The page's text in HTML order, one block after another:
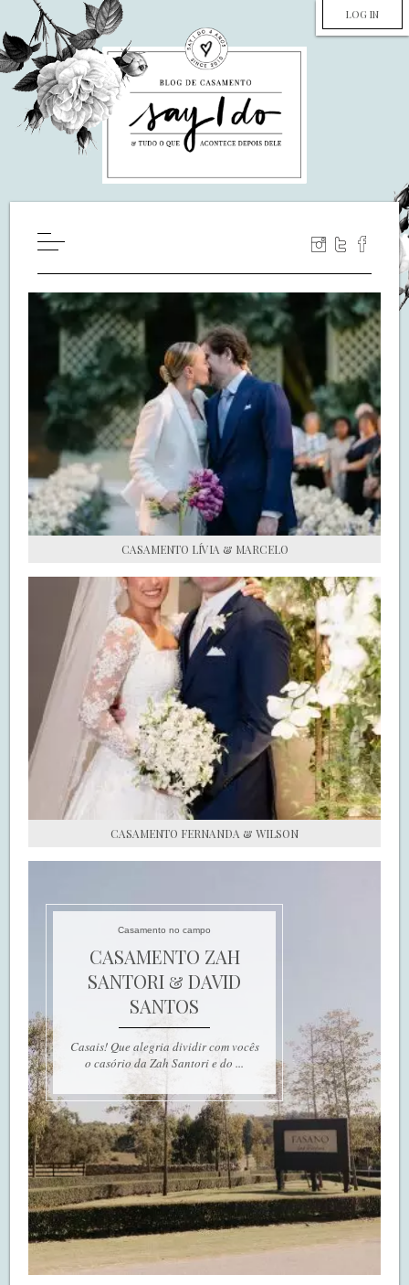
LOG IN
WILL YOU MARRY ME?
LUA DE MEL
COZINHA
DECORAÇÃO
DE NOIVA PRA NOIVA
S.O.S CASADAS
FALE COM O SAY I DO
CASAMENTO LÍVIA & MARCELO
CASAMENTO FERNANDA & WILSON
Casamento no campo
CASAMENTO ZAH
SANTORI & DAVID
SANTOS
Casais! Que alegria dividir com vocês
o casório da Zah Santori e do ...